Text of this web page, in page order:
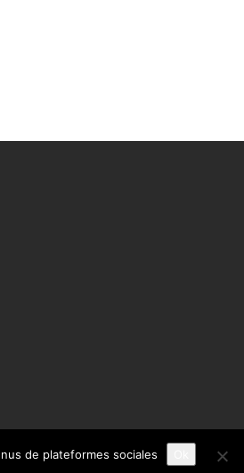
de plateformes sociales